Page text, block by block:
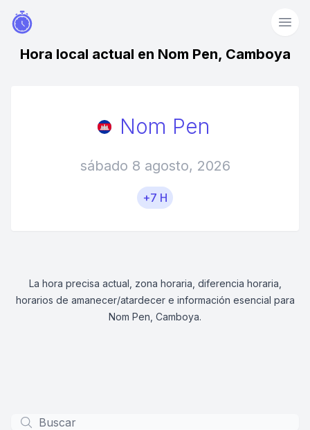
Hora local actual en Nom Pen, Camboya
Nom Pen
sábado 8 agosto, 2026
+7 H
La hora precisa actual, zona horaria, diferencia horaria,
horarios de amanecer/atardecer e información esencial para
Nom Pen, Camboya.